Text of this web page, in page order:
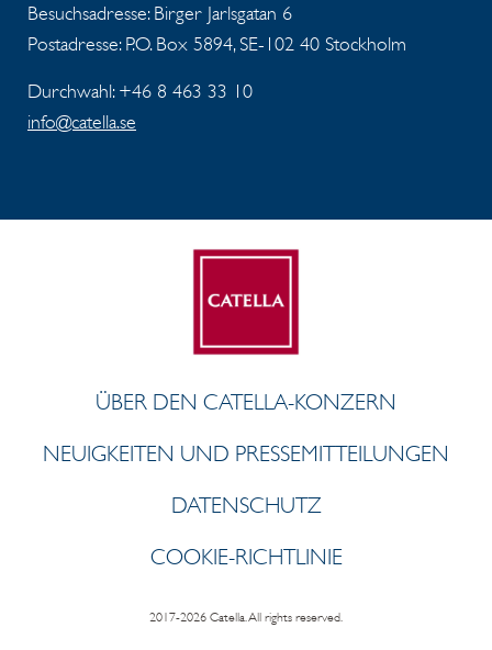
Besuchsadresse: Birger Jarlsgatan 6
Postadresse: P.O. Box 5894, SE-102 40 Stockholm
Durchwahl: +46 8 463 33 10
info@catella.se
ÜBER DEN CATELLA-KONZERN
NEUIGKEITEN UND PRESSEMITTEILUNGEN
DATENSCHUTZ
COOKIE-RICHTLINIE
2017-2026 Catella. All rights reserved.